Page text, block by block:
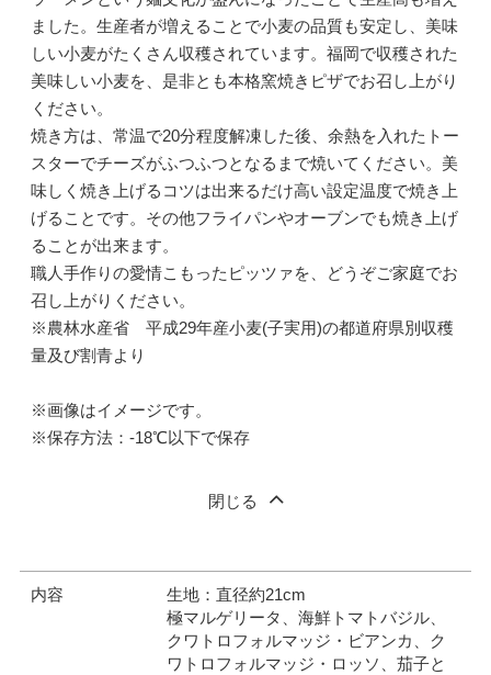
ました。生産者が増えることで小麦の品質も安定し、美味
しい小麦がたくさん収穫されています。福岡で収穫された
美味しい小麦を、是非とも本格窯焼きピザでお召し上がり
ください。
焼き方は、常温で20分程度解凍した後、余熱を入れたトー
スターでチーズがふつふつとなるまで焼いてください。美
味しく焼き上げるコツは出来るだけ高い設定温度で焼き上
げることです。その他フライパンやオーブンでも焼き上げ
ることが出来ます。
職人手作りの愛情こもったピッツァを、どうぞご家庭でお
召し上がりください。
※農林水産省 平成29年産小麦(子実用)の都道府県別収穫
量及び割青より
※画像はイメージです。
※保存方法：-18℃以下で保存
閉じる
内容
生地：直径約21cm
極マルゲリータ、海鮮トマトバジル、
クワトロフォルマッジ・ビアンカ、ク
ワトロフォルマッジ・ロッソ、茄子と